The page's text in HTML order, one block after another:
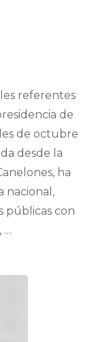
referentes
de
de octubre
desde la
ha
nacional,
públicas con
…